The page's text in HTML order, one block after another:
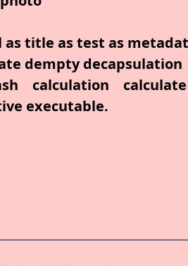
title as test as
dempty decapsulation
calculation calculate
executable.